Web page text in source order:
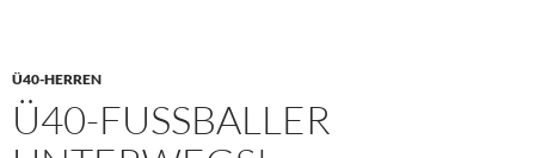
Ü40-HERREN
Ü40-FUSSBALLER U